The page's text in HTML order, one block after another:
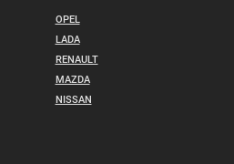
OPEL
LADA
RENAULT
MAZDA
NISSAN